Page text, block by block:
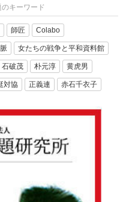
キーワード
師匠 Colabo
女たちの戦争と平和資料館
石破茂 朴元淳 黄虎男
対協 正義連 赤石千衣子